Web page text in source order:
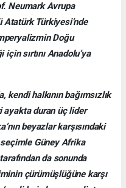
Neumark Avrupa
Türkiyesi’nde
Doğu
sırtını Anadolu’ya
halkının bağımsızlık
ayakta duran üç lider
beyazlar karşısındaki
Güney Afrika
da sonunda
çürümüşlüğüne karşı